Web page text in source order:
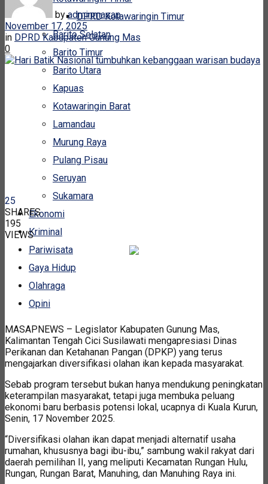
DPRD Kotawaringin Timur
Barito Selatan
Barito Timur
Barito Utara
Kapuas
Kotawaringin Barat
Lamandau
Murung Raya
Pulang Pisau
Seruyan
Sukamara
Ekonomi
Kriminal
Pariwisata
Gaya Hidup
Olahraga
Opini
by adminmasap
November 17, 2025
in DPRD Kabupaten Gunung Mas
0
25
SHARES
195
VIEWS
MASAPNEWS – Legislator Kabupaten Gunung Mas,
Kalimantan Tengah Cici Susilawati mengapresiasi Dinas
Perikanan dan Ketahanan Pangan (DPKP) yang terus
mengajarkan diversifikasi olahan ikan kepada masyarakat.
Sebab program tersebut bukan hanya mendukung peningkatan
keterampilan masyarakat, tetapi juga membuka peluang
ekonomi baru berbasis potensi lokal, ucapnya di Kuala Kurun,
Senin, 17 November 2025.
“Diversifikasi olahan ikan dapat menjadi alternatif usaha
rumahan, khususnya bagi ibu-ibu,” sambung wakil rakyat dari
daerah pemilihan II, yang meliputi Kecamatan Rungan Hulu,
Rungan, Rungan Barat, Manuhing, dan Manuhing Raya ini.